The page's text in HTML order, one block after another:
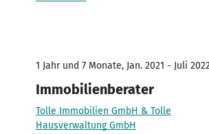
1 Jahr und 7 Monate, Jan. 2021 - Juli
Immobilienberater
Tolle Immobilien GmbH & Tolle
Hausverwaltung GmbH